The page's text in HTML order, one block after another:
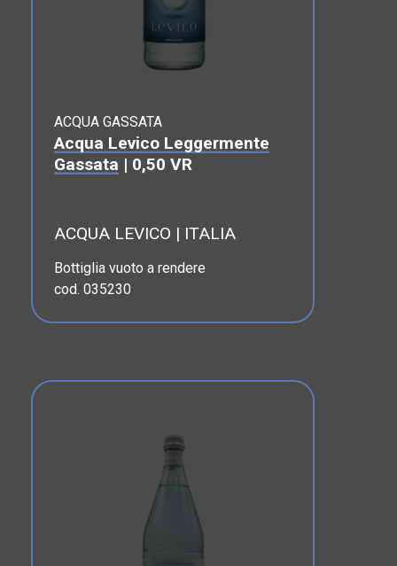
ACQUA GASSATA
Acqua Levico Leggermente
Gassata | 0,50 VR
ACQUA LEVICO | ITALIA
Bottiglia vuoto a rendere
cod. 035230